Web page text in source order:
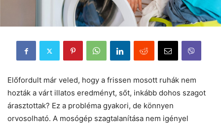
Előfordult már veled, hogy a frissen mosott ruhák nem
hozták a várt illatos eredményt, sőt, inkább dohos szagot
árasztottak? Ez a probléma gyakori, de könnyen
orvosolható. A mosógép szagtalanítása nem igényel